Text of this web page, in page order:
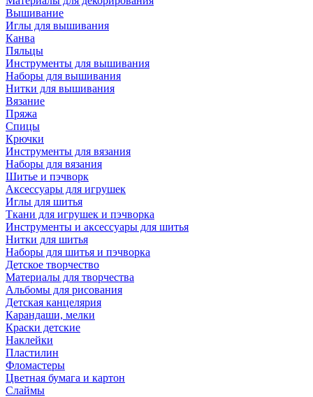
Вышивание
Иглы для вышивания
Канва
Пяльцы
Инструменты для вышивания
Наборы для вышивания
Нитки для вышивания
Вязание
Пряжа
Спицы
Крючки
Инструменты для вязания
Наборы для вязания
Шитье и пэчворк
Аксессуары для игрушек
Иглы для шитья
Ткани для игрушек и пэчворка
Инструменты и аксессуары для шитья
Нитки для шитья
Наборы для шитья и пэчворка
Детское творчество
Материалы для творчества
Альбомы для рисования
Детская канцелярия
Карандаши, мелки
Краски детские
Наклейки
Пластилин
Фломастеры
Цветная бумага и картон
Слаймы